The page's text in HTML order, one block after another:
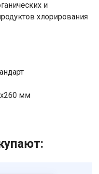
и
хлорирования
мм
вы